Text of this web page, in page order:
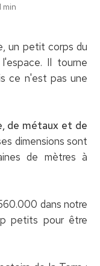
min
un petit corps du
Il tourne
ce n'est pas une
de métaux et de
dimensions sont
de mètres à
dans notre
petits pour être